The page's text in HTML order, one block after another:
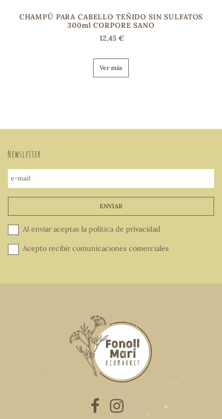
CHAMPÚ PARA CABELLO TEÑIDO SIN SULFATOS
300ml CORPORE SANO
12,45 €
Ver más
Newsletter
e-mail
ENVIAR
Al enviar aceptas la política de privacidad
Acepto recibir comunicaciones comerciales